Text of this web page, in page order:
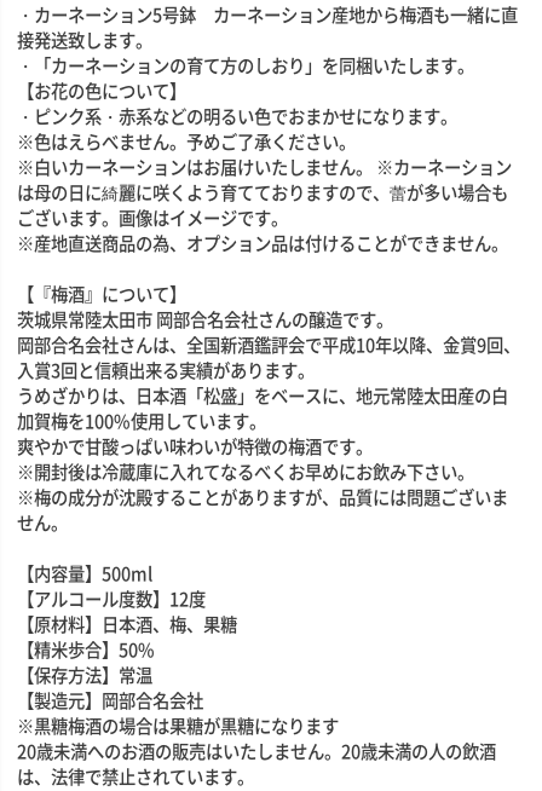
・カーネーション5号鉢 カーネーション産地から梅酒も一緒に直
接発送致します。
・「カーネーションの育て方のしおり」を同梱いたします。
【お花の色について】
・ピンク系・赤系などの明るい色でおまかせになります。
※色はえらべません。予めご了承ください。
※白いカーネーションはお届けいたしません。 ※カーネーション
は母の日に綺麗に咲くよう育てておりますので、蕾が多い場合も
ございます。画像はイメージです。
※産地直送商品の為、オプション品は付けることができません。
【『梅酒』について】
茨城県常陸太田市 岡部合名会社さんの醸造です。
岡部合名会社さんは、全国新酒鑑評会で平成10年以降、金賞9回、
入賞3回と信頼出来る実績があります。
うめざかりは、日本酒「松盛」をベースに、地元常陸太田産の白
加賀梅を100%使用しています。
爽やかで甘酸っぱい味わいが特徴の梅酒です。
※開封後は冷蔵庫に入れてなるべくお早めにお飲み下さい。
※梅の成分が沈殿することがありますが、品質には問題ございま
せん。
【内容量】500ml
【アルコール度数】12度
【原材料】日本酒、梅、果糖
【精米歩合】50%
【保存方法】常温
【製造元】岡部合名会社
※黒糖梅酒の場合は果糖が黒糖になります
20歳未満へのお酒の販売はいたしません。20歳未満の人の飲酒
は、法律で禁止されています。